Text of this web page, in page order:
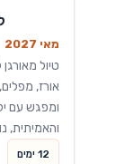
מאי 2027
טיול
אורז,
ומפגש עם
והאמיתית,
שייט
12 ימים